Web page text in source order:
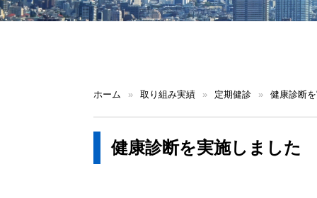
ホーム » 取り組み実績 » 定期健診 » 健康診断
健康診断を実施しました